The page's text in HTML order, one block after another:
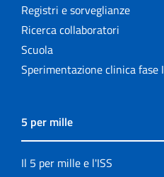
Registri e sorveglianze
Ricerca collaboratori
Scuola
Sperimentazione clinica fase I
5 per mille
Il 5 per mille e l'ISS